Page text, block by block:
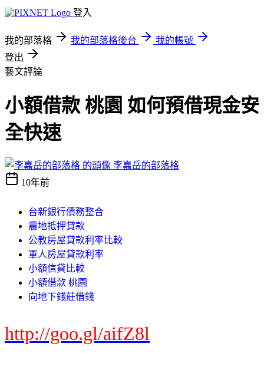
登入
我的部落格 我的部落格後台
我的帳號
登出
藝文評論
小額借款 桃園 如何預借現金安
全快速
李嘉岳的部落格
10年前
台新銀行債務整合
農地抵押貸款
公教房屋貸款利率比較
軍人房屋貸款利率
小額信貸比較
小額借款 桃園
向地下錢莊借錢
http://goo.gl/aifZ8l